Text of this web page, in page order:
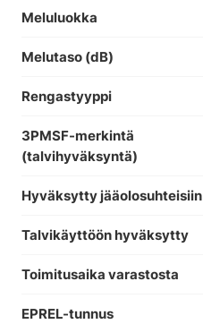
Meluluokka
Melutaso (dB)
Rengastyyppi
3PMSF-merkintä
(talvihyväksyntä)
Hyväksytty jääolosuhteisiin
Talvikäyttöön hyväksytty
Toimitusaika varastosta
EPREL-tunnus